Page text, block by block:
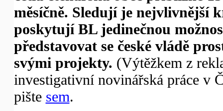
měsíčně. Sledují je nejvlivnější
poskytují BL jedinečnou
představovat se české vládě
svými projekty. (Výtěžkem z
investigativní novinářská práce v
pište sem.